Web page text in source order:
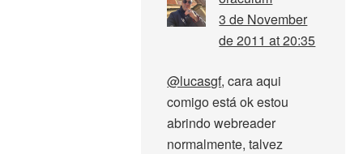
3 de November
de 2011 at 20:35
@lucasgf, cara aqui
comigo está ok estou
abrindo webreader
normalmente, talvez